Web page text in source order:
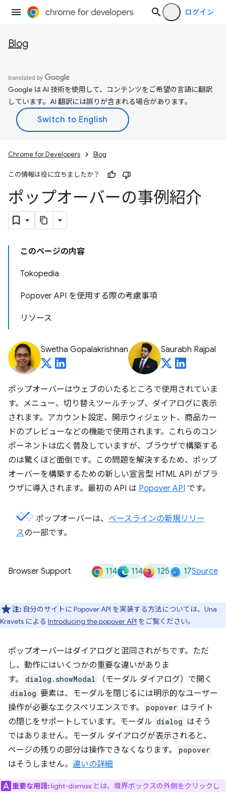
ログイン
Blog
Google は AI 技術を使用して、コンテンツをご希望の言語に翻訳
しています。AI 翻訳には誤りが含まれる場合があります。
Chrome for Developers Blog
この情報は役に立ちましたか？
ポップオーバーの事例紹介
このページの内容
Tokopedia
Popover API を使用する際の考慮事項
リソース
Swetha Gopalakrishnan Saurabh Rajpal
ポップオーバーはウェブのいたるところで使用されていま
す。メニュー、切り替えツールチップ、ダイアログに表示
されます。アカウント設定、開示ウィジェット、商品カー
ドのプレビューなどの機能で使用されます。これらのコン
ポーネントは広く普及していますが、ブラウザで構築する
のは驚くほど面倒です。この問題を解決するため、ポップ
オーバーを構築するための新しい宣言型 HTML API がブラ
ウザに導入されます。最初の API は Popover API です。
ポップオーバーは、 ベースラインの新規リリー
スの一部です。
Browser Support 114 114 125 17Source
注: 自分のサイトに Popover API を実装する方法については、Una
Kravets による Introducing the popover API をご覧ください。
ポップオーバーはダイアログと混同されがちです。ただ
し、動作にはいくつかの重要な違いがありま
す。
dialog.showModal （モーダル ダイアログ）で開く
dialog 要素は、モーダルを閉じるには明示的なユーザー
操作が必要なエクスペリエンスです。
popover はライト
の閉じをサポートしています。モーダル dialog はそう
ではありません。モーダル ダイアログが表示されると、
ページの残りの部分は操作できなくなります。
popover
はそうしません。 違いの詳細
重要な用語:light-dismiss とは、境界ボックスの外側をクリックし